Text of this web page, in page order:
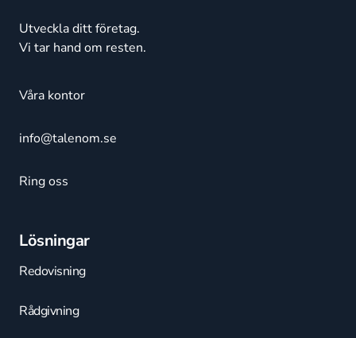
Utveckla ditt företag.
Vi tar hand om resten.
Våra kontor
info@talenom.se
Ring oss
Lösningar
Redovisning
Rådgivning